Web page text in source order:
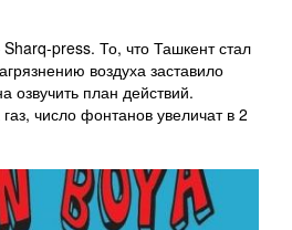
press. То, что Ташкент стал
воздуха заставило
озвучить план действий.
число фонтанов увеличат в 2